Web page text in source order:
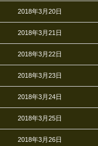
2018年3月20日
2018年3月21日
2018年3月22日
2018年3月23日
2018年3月24日
2018年3月25日
2018年3月26日